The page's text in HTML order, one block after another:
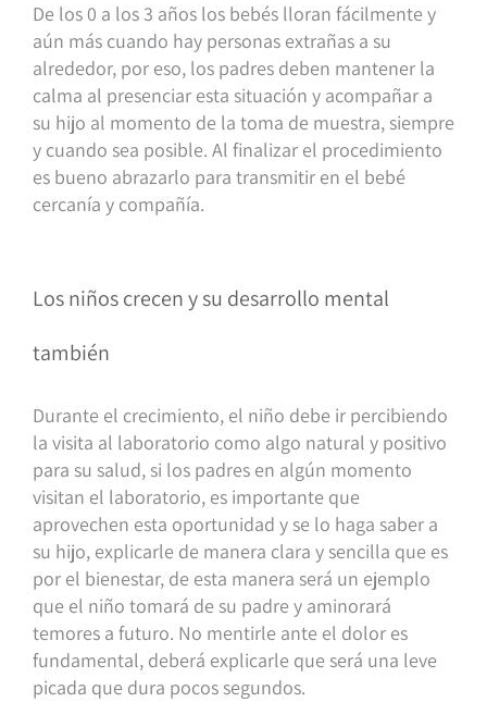
De los 0 a los 3 años los bebés lloran fácilmente y
aún más cuando hay personas extrañas a su
alrededor, por eso, los padres deben mantener la
calma al presenciar esta situación y acompañar a
su hijo al momento de la toma de muestra, siempre
y cuando sea posible. Al finalizar el procedimiento
es bueno abrazarlo para transmitir en el bebé
cercanía y compañía.
Los niños crecen y su desarrollo mental
también
Durante el crecimiento, el niño debe ir percibiendo
la visita al laboratorio como algo natural y positivo
para su salud, si los padres en algún momento
visitan el laboratorio, es importante que
aprovechen esta oportunidad y se lo haga saber a
su hijo, explicarle de manera clara y sencilla que es
por el bienestar, de esta manera será un ejemplo
que el niño tomará de su padre y aminorará
temores a futuro. No mentirle ante el dolor es
fundamental, deberá explicarle que será una leve
picada que dura pocos segundos.